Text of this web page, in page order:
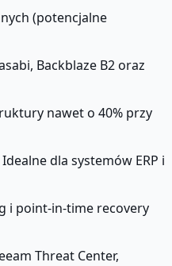
(potencjalne
Backblaze B2 oraz
nawet o 40% przy
dla systemów ERP i
i point-in-time recovery
Threat Center,